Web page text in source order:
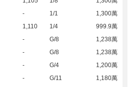
- 1/1
1,300萬
1,110 1/4
999.9萬
- G/8
1,238萬
- G/8
1,238萬
- G/4
1,200萬
- G/11
1,180萬